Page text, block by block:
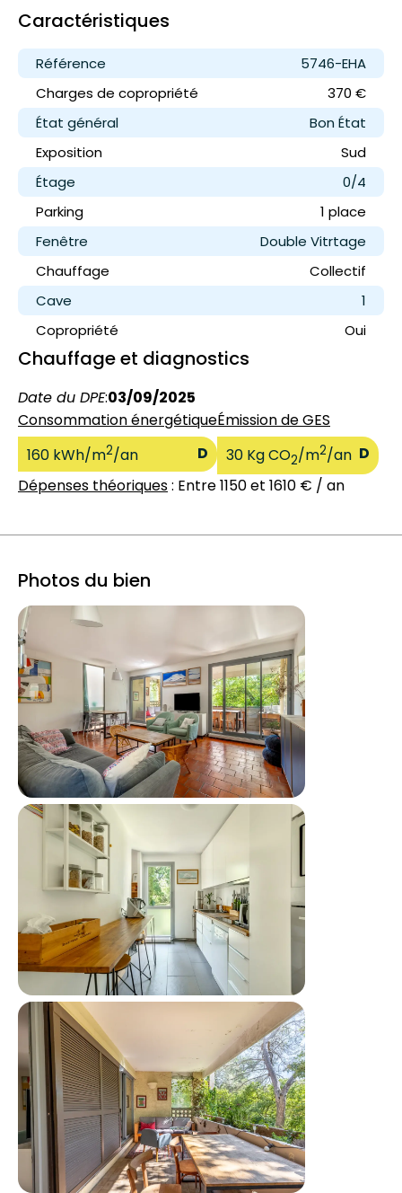
Caractéristiques
Référence
5746-EHA
Charges de copropriété
370 €
État général
Bon État
Exposition
Sud
Étage
0/4
Parking
1 place
Fenêtre
Double Vitrtage
Chauffage
Collectif
Cave
1
Copropriété
Oui
Chauffage et diagnostics
Date du DPE:03/09/2025
Consommation énergétique
160 kWh/m2/an D
Émission de GES
30 Kg CO2/m2/an D
Dépenses théoriques: Entre 1150 et 1610 € / an
Photos du bien